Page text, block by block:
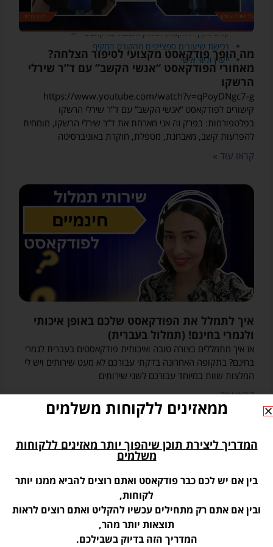
מדריכים חינמיים על עולם הפודקאסטים (בהרשמה במייל בלבד)
קורס מקיף להקמה, תחזוק והפצת פודקאסט
רכישת שיעורים ספצייפים מהקורס המקיף
ייעוץ וליווי אישי
מה הופך פודקאסט מקצועי לסיפור הצלחה?
מאחורי הפודקאסט “אנשי הקשב” עם ד”ר שירלי
הרשקו
https://www.youtube.com/watch?v=qPoyDNgc7-g
קישורים לפודקאסט “אנשי הקשב” עם ד”ר שירלי הרשקו
בפלטפורמות: בפרק זה אני מארחת את ד”ר שירלי הרשקו, מומחית
להפרעות קשב, מאבחנת, מטפלת, חוקרת באוניברסיטה
קראו עוד »
איך לתמלל את הפודקאסט שלכם באופן איכותי
ולגמרי בחינם! (תמלול בעברית)
אז איך מתמללים בצורה טובה ואיכותית פודקאסטים בעברית לגמרי
בחינם? בתקופה האחרונה בדקתי עבורכם לא מעט שירותים ויש לי
המלצות שוות במיוחד עבורכם לשני שירותים
קראו עוד »
« הקודם הבא »
הפודקאסטים שלי
ממאזינים ללקוחות משלמים
המדריך ליצירת תוכן שיהפוך יותר מאזינים ללקוחות
משלמים
בין אם יש לכם כבר פודקאסט ואתם רוצים להביא ממנו יותר
לקוחות,
ובין אם אתם רק מתחילים עכשיו להקליט ואתם רוצים לראות
תוצאות יותר מהר,
המדריך הזה בדיוק בשבילכם.